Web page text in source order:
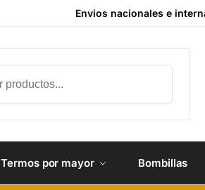
Envios nacionales e
Termos por mayor Bombillas